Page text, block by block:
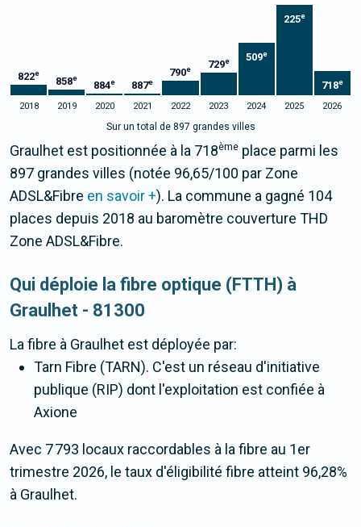
822e
858e
884e 887e
790e 729e 509e
225e
718e
2018 2019 2020 2021 2022 2023 2024 2025 2026
Sur un total de 897 grandes villes
Graulhet est positionnée à la 718ème place parmi les
897 grandes villes (notée 96,65/100 par Zone
ADSL&Fibre en savoir +). La commune a gagné 104
places depuis 2018 au baromètre couverture THD
Zone ADSL&Fibre.
Qui déploie la fibre optique (FTTH) à
Graulhet - 81300
La fibre à Graulhet est déployée par:
Tarn Fibre (TARN). C'est un réseau d'initiative
publique (RIP) dont l'exploitation est confiée à
Axione
Avec 7 793 locaux raccordables à la fibre au 1er
trimestre 2026, le taux d'éligibilité fibre atteint 96,28%
à Graulhet.